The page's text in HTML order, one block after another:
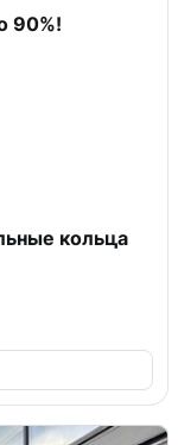
90%!
кольца